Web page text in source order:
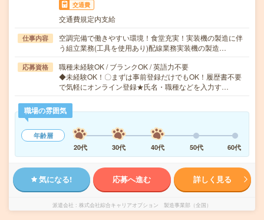
交通費
交通費規定内支給
仕事内容
空調完備で働きやすい環境！食堂充実！実装機の製造に伴
う組立業務(工具を使用あり)配線業務実装機の製造…
応募資格
職種未経験OK / ブランクOK / 英語力不要
◆未経験OK！〇まずは事前登録だけでもOK！履歴書不要
で気軽にオンライン登録★氏名・職種などを入力す…
職場の雰囲気
年齢層
20代
30代 40代 50代 60代
気になる! 応募へ進む 詳しく見る
派遣会社 株式会社綜合キャリアオプション 製造事業部（全国）